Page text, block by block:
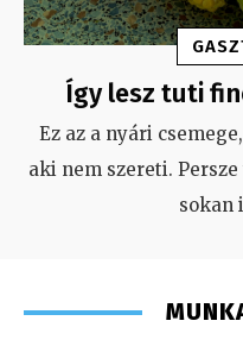
Így lesz tuti
Ez az a nyári
aki nem szereti.
sokan